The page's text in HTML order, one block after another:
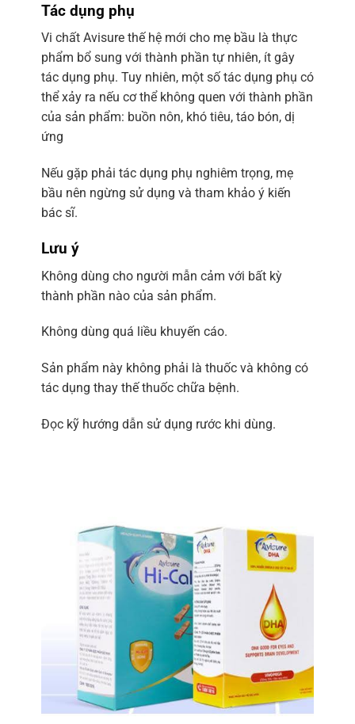
Tác dụng phụ
Vi chất Avisure thế hệ mới cho mẹ bầu là thực
phẩm bổ sung với thành phần tự nhiên, ít gây
tác dụng phụ. Tuy nhiên, một số tác dụng phụ có
thể xảy ra nếu cơ thể không quen với thành phần
của sản phẩm: buồn nôn, khó tiêu, táo bón, dị
ứng
Nếu gặp phải tác dụng phụ nghiêm trọng, mẹ
bầu nên ngừng sử dụng và tham khảo ý kiến
bác sĩ.
Lưu ý
Không dùng cho người mẫn cảm với bất kỳ
thành phần nào của sản phẩm.
Không dùng quá liều khuyến cáo.
Sản phẩm này không phải là thuốc và không có
tác dụng thay thế thuốc chữa bệnh.
Đọc kỹ hướng dẫn sử dụng rước khi dùng.